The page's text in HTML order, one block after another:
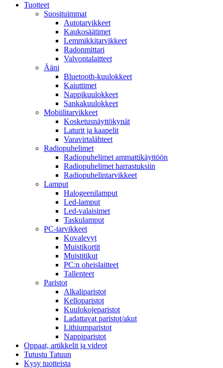
Tuotteet
Suosituimmat
Autotarvikkeet
Kaukosäätimet
Lemmikkitarvikkeet
Radonmittari
Valvontalaitteet
Ääni
Bluetooth-kuulokkeet
Kaiuttimet
Nappikuulokkeet
Sankakuulokkeet
Mobiilitarvikkeet
Kosketusnäyttökynät
Laturit ja kaapelit
Varavirtalähteet
Radiopuhelimet
Radiopuhelimet ammattikäyttöön
Radiopuhelimet harrastuksiin
Radiopuhelintarvikkeet
Lamput
Halogeenilamput
Led-lamput
Led-valaisimet
Taskulamput
PC-tarvikkeet
Kovalevyt
Muistikortit
Muistitikut
PC:n oheislaitteet
Tallenteet
Paristot
Alkaliparistot
Kelloparistot
Kuulokojeparistot
Ladattavat paristot/akut
Lithiumparistot
Nappiparistot
Oppaat, artikkelit ja videot
Tutustu Tatuun
Kysy tuotteista